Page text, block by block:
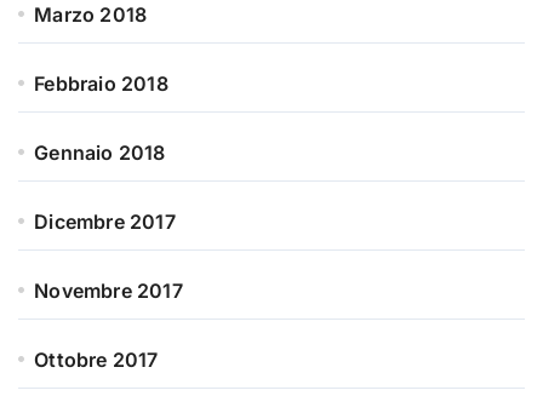
Marzo 2018
Febbraio 2018
Gennaio 2018
Dicembre 2017
Novembre 2017
Ottobre 2017